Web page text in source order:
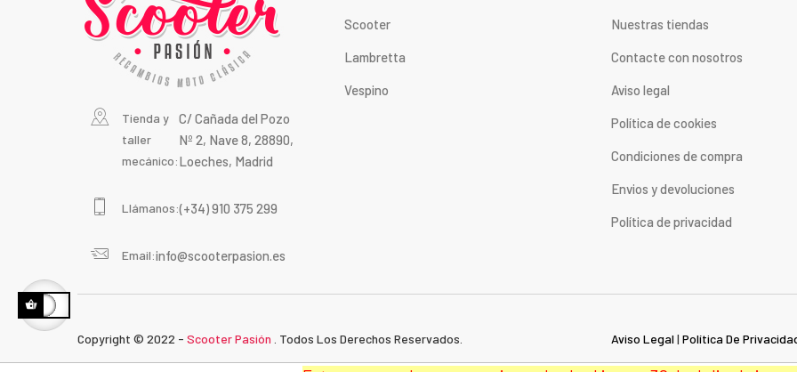
Tienda y
taller
mecánico:
C/ Cañada del Pozo
Nº 2, Nave 8, 28890,
Loeches, Madrid
Llámanos:(+34) 910 375 299
Email:info@scooterpasion.es
Scooter
Lambretta
Vespino
Nuestras tiendas
Contacte con nosotros
Aviso legal
Política de cookies
Condiciones de compra
Envios y devoluciones
Política de privacidad
Copyright © 2022 - Scooter Pasión . Todos Los Derechos Reservados. Aviso Legal| Política De